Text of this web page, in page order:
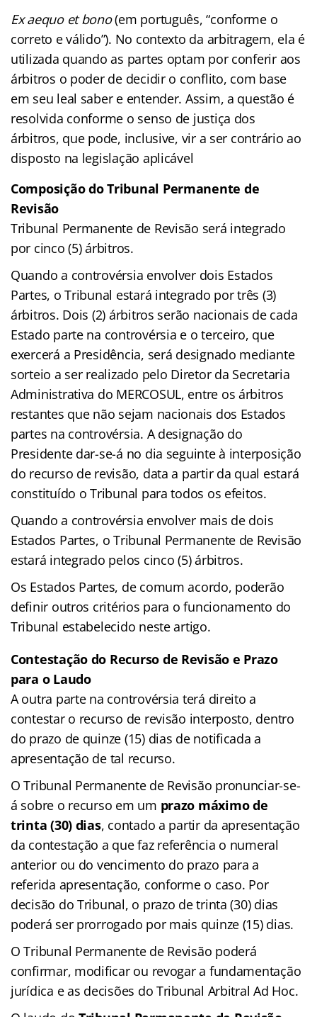
Ex aequo et bono(em português, “conforme o
correto e válido”). No contexto da arbitragem, ela é
utilizada quando as partes optam por conferir aos
árbitros o poder de decidir o conflito, com base
em seu leal saber e entender. Assim, a questão é
resolvida conforme o senso de justiça dos
árbitros, que pode, inclusive, vir a ser contrário ao
disposto na legislação aplicável
Composição do Tribunal Permanente de
Revisão
Tribunal Permanente de Revisão será integrado
por cinco (5) árbitros.
Quando a controvérsia envolver dois Estados
Partes, o Tribunal estará integrado por três (3)
árbitros. Dois (2) árbitros serão nacionais de cada
Estado parte na controvérsia e o terceiro, que
exercerá a Presidência, será designado mediante
sorteio a ser realizado pelo Diretor da Secretaria
Administrativa do MERCOSUL, entre os árbitros
restantes que não sejam nacionais dos Estados
partes na controvérsia. A designação do
Presidente dar-se-á no dia seguinte à interposição
do recurso de revisão, data a partir da qual estará
constituído o Tribunal para todos os efeitos.
Quando a controvérsia envolver mais de dois
Estados Partes, o Tribunal Permanente de Revisão
estará integrado pelos cinco (5) árbitros.
Os Estados Partes, de comum acordo, poderão
definir outros critérios para o funcionamento do
Tribunal estabelecido neste artigo.
Contestação do Recurso de Revisão e Prazo
para o Laudo
A outra parte na controvérsia terá direito a
contestar o recurso de revisão interposto, dentro
do prazo de quinze (15) dias de notificada a
apresentação de tal recurso.
O Tribunal Permanente de Revisão pronunciar-se-
á sobre o recurso em um prazo máximo de
trinta (30) dias, contado a partir da apresentação
da contestação a que faz referência o numeral
anterior ou do vencimento do prazo para a
referida apresentação, conforme o caso. Por
decisão do Tribunal, o prazo de trinta (30) dias
poderá ser prorrogado por mais quinze (15) dias.
O Tribunal Permanente de Revisão poderá
confirmar, modificar ou revogar a fundamentação
jurídica e as decisões do Tribunal Arbitral Ad Hoc.